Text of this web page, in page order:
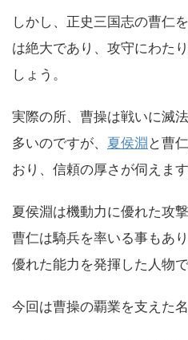
しかし、正史三国志の曹仁
は絶大であり、攻守にわた
しょう。
実際の所、曹操は戦いに滅
多いのですが、 夏侯淵 と曹
おり、信頼の厚さが伺えます
夏侯淵は機動力に優れた攻
曹仁は騎兵を率いる事もあ
優れた能力を発揮した人物で
今回は曹操の覇業を支えた